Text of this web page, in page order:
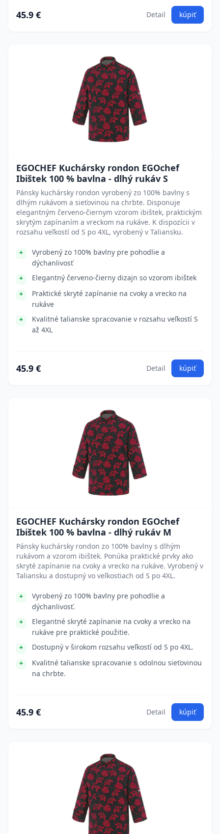
45.9 € Detail kúpiť
EGOCHEF Kuchársky rondon EGOchef
Ibištek 100 % bavlna - dlhý rukáv S
Pánsky kuchársky rondon vyrobený zo 100% bavlny s
dlhým rukávom a sieťovinou na chrbte. Disponuje
elegantným červeno-čiernym vzorom ibištek, praktickým
skrytým zapínaním a vreckom na rukáve. K dispozícii v
rozsahu veľkostí od S po 4XL, vyrobený v Taliansku.
Vyrobený zo 100% bavlny pre pohodlie a
dýchanlivosť
Elegantný červeno-čierny dizajn so vzorom ibištek
Praktické skryté zapínanie na cvoky a vrecko na
rukáve
Kvalitné talianske spracovanie v rozsahu veľkostí S
až 4XL
45.9 € Detail kúpiť
EGOCHEF Kuchársky rondon EGOchef
Ibištek 100 % bavlna - dlhý rukáv M
Pánsky kuchársky rondon zo 100% bavlny s dlhým
rukávom a vzorom ibištek. Ponúka praktické prvky ako
skryté zapínanie na cvoky a vrecko na rukáve. Vyrobený v
Taliansku a dostupný vo veľkostiach od S po 4XL.
Vyrobený zo 100% bavlny pre pohodlie a
dýchanlivosť.
Elegantné skryté zapínanie na cvoky a vrecko na
rukáve pre praktické použitie.
Dostupný v širokom rozsahu veľkostí od S po 4XL.
Kvalitné talianske spracovanie s odolnou sieťovinou
na chrbte.
45.9 € Detail kúpiť